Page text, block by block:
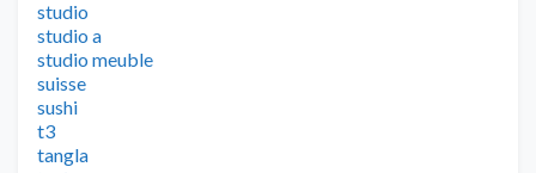
studio
studio a
studio meuble
suisse
sushi
t3
tangla